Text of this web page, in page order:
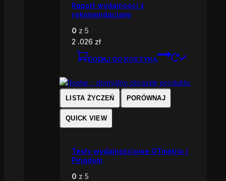
Raport wydajności z
rekomendacjami
0 z 5
2 .026 zł
DODAJ DO KOSZYKA
LISTA ŻYCZEŃ PORÓWNAJ
QUICK VIEW
Testy wydajnościowe GTmetrix /
Pingdom
0 z 5